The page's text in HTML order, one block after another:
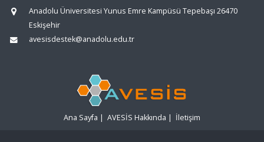
Anadolu Üniversitesi Yunus Emre Kampüsü Tepebaşı 26470
Eskişehir
avesisdestek@anadolu.edu.tr
Ana Sayfa | AVESİS Hakkında | İletişim